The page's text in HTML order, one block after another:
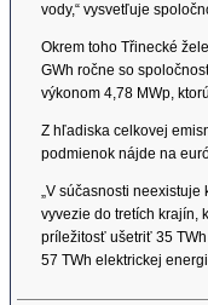
vody,“ vysvetľuje
Okrem toho Třinecké
GWh ročne so
výkonom 4,78 MWp,
Z hľadiska celkovej
podmienok nájde na
„V súčasnosti
vyvezie do tretích krajín,
príležitosť ušetriť 35
57 TWh elektrickej